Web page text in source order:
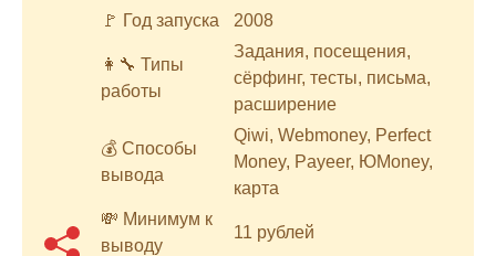
🚩 Год запуска
2008
👩‍🔧 Типы
работы
Задания, посещения,
сёрфинг, тесты, письма,
расширение
💰 Способы
вывода
Qiwi, Webmoney, Perfect
Money, Payeer, ЮMoney,
карта
💸 Минимум к
выводу
11 рублей